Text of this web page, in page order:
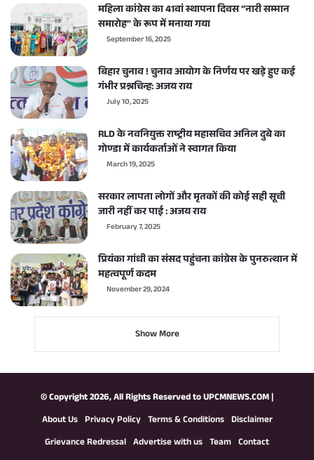
महिला कांग्रेस का 41वां स्थापना दिवस “नारी सम्मान
समारोह” के रूप में मनाया गया
September 16, 2025
बिहार चुनाव ! चुनाव आयोग के निर्णय पर खड़े हुए कई
गंभीर प्रश्नचिन्ह: अजय राय
July 10, 2025
RLD के नवनियुक्त राष्ट्रीय महासचिव अनिल दुबे का
गोण्डा में कार्यकर्ताओं ने स्वागत किया
March 19, 2025
सरकार लापता लोगों और मृतकों की कोई सही सूची
जारी नहीं कर पाई : अजय राय
February 7, 2025
प्रियंका गांधी का संसद पहुंचना कांग्रेस के पुनरुत्थान में
महत्वपूर्ण कदम
November 29, 2024
Show More
© Copyright 2026, All Rights Reserved toUPCMNEWS.COM|
About Us Privacy Policy Terms & Conditions Disclaimer
Grievance Redressal Advertise with us Team Contact